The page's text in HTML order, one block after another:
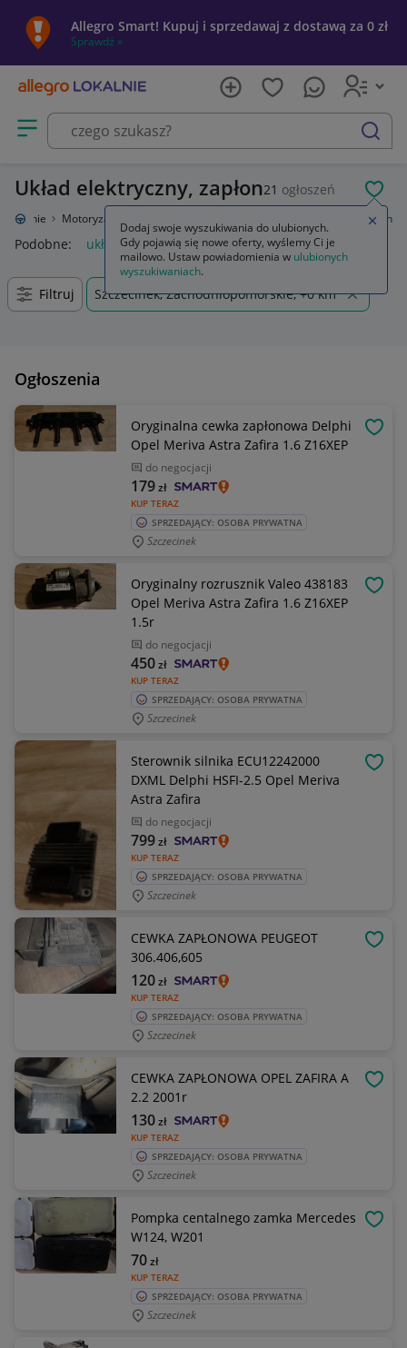
Allegro Smart! Kupuj i sprzedawaj z dostawą za 0 zł
Sprawdź »
Otwórz menu z kategoriami
szukaj
Układ elektryczny, zapłon21 ogłoszeń
Lokalnie Motoryzacja Układ elektryczny, zapłon
Podobne: układ elektryczny zapłon
Filtruj Szczecinek, Zachodniopomorskie, +0 km
Ogłoszenia
Oryginalna cewka zapłonowa Delphi
Opel Meriva Astra Zafira 1.6 Z16XEP
do negocjacji
KUP TERAZ
179zł
SPRZEDAJĄCY: OSOBA PRYWATNA
Szczecinek
Oryginalny rozrusznik Valeo 438183
Opel Meriva Astra Zafira 1.6 Z16XEP
1.5r
do negocjacji
KUP TERAZ
450zł
SPRZEDAJĄCY: OSOBA PRYWATNA
Szczecinek
Sterownik silnika ECU12242000
DXML Delphi HSFI-2.5 Opel Meriva
Astra Zafira
do negocjacji
KUP TERAZ
799zł
SPRZEDAJĄCY: OSOBA PRYWATNA
Szczecinek
CEWKA ZAPŁONOWA PEUGEOT
306.406,605
KUP TERAZ
120zł
SPRZEDAJĄCY: OSOBA PRYWATNA
Szczecinek
CEWKA ZAPŁONOWA OPEL ZAFIRA A
2.2 2001r
KUP TERAZ
130zł
SPRZEDAJĄCY: OSOBA PRYWATNA
Szczecinek
Pompka centalnego zamka Mercedes
W124, W201
KUP TERAZ
70zł
SPRZEDAJĄCY: OSOBA PRYWATNA
Szczecinek
Dodaj swoje wyszukiwania do ulubionych.
Gdy pojawią się nowe oferty, wyślemy Ci je
mailowo. Ustaw powiadomienia w ulubionych
wyszukiwaniach.